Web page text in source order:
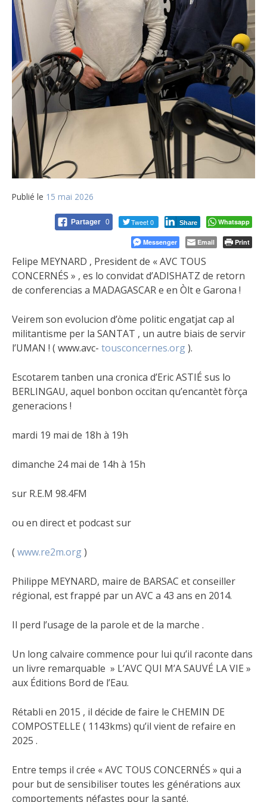
Publié le 15 mai 2026
Partager 0 Tweet 0 Share Whatsapp
Messenger Email Print
Felipe MEYNARD , President de « AVC TOUS
CONCERNÉS » , es lo convidat d’ADISHATZ de retorn
de conferencias a MADAGASCAR e en Òlt e Garona !
Veirem son evolucion d’òme politic engatjat cap al
militantisme per la SANTAT , un autre biais de servir
l’UMAN ! ( www.avc- tousconcernes.org).
Escotarem tanben una cronica d’Eric ASTIÉ sus lo
BERLINGAU, aquel bonbon occitan qu’encantèt fòrça
generacions !
mardi 19 mai de 18h à 19h
dimanche 24 mai de 14h à 15h
sur R.E.M 98.4FM
ou en direct et podcast sur
( www.re2m.org)
Philippe MEYNARD, maire de BARSAC et conseiller
régional, est frappé par un AVC a 43 ans en 2014.
Il perd l’usage de la parole et de la marche .
Un long calvaire commence pour lui qu’il raconte dans
un livre remarquable » L’AVC QUI M’A SAUVÉ LA VIE »
aux Éditions Bord de l’Eau.
Rétabli en 2015 , il décide de faire le CHEMIN DE
COMPOSTELLE ( 1143kms) qu’il vient de refaire en
2025 .
Entre temps il crée « AVC TOUS CONCERNÉS » qui a
pour but de sensibiliser toutes les générations aux
comportements néfastes pour la santé.